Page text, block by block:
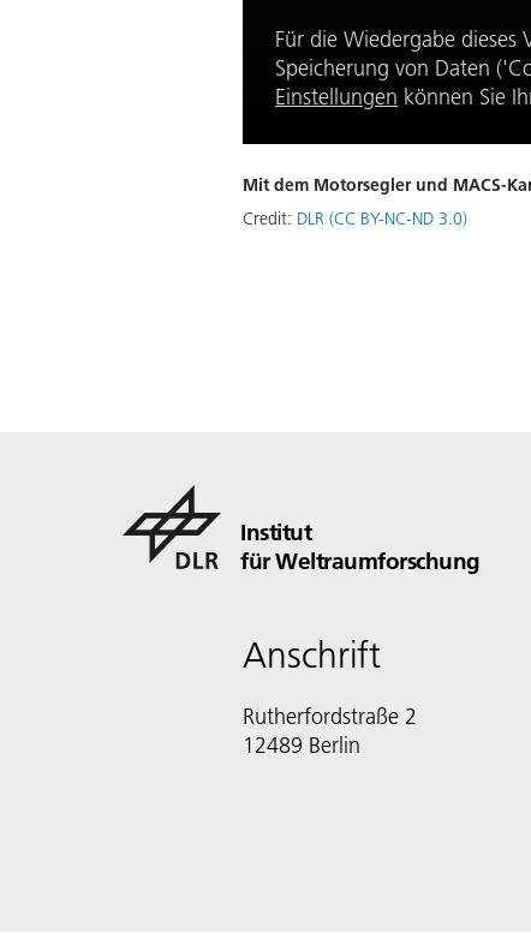
Für die Wiedergabe dieses
Speicherung von Daten
Einstellungen können Sie
Mit dem Motorsegler und MACS-
Credit: DLR (CC BY-NC-ND 3.0)
Institut
für Weltraumforschung
Anschrift
Rutherfordstraße 2
12489 Berlin